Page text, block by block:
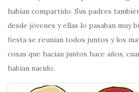
habían compartido. Sus padres
desde jóvenes y ellas lo pasaban muy
fiesta se reunían todos juntos y los
cosas que hacían juntos hace años,
habían nacido.